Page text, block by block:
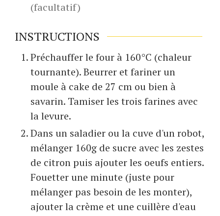
(facultatif)
INSTRUCTIONS
Préchauffer le four à 160°C (chaleur
tournante). Beurrer et fariner un
moule à cake de 27 cm ou bien à
savarin. Tamiser les trois farines avec
la levure.
Dans un saladier ou la cuve d'un robot,
mélanger 160g de sucre avec les zestes
de citron puis ajouter les oeufs entiers.
Fouetter une minute (juste pour
mélanger pas besoin de les monter),
ajouter la crème et une cuillère d'eau